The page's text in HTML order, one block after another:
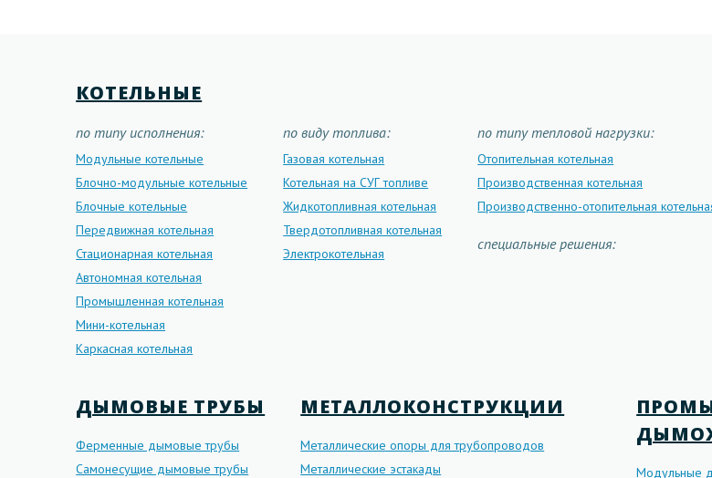
КОТЕЛЬНЫЕ
по типу исполнения:
Модульные котельные
Блочно-модульные котельные
Блочные котельные
Передвижная котельная
Стационарная котельная
Автономная котельная
Промышленная котельная
Мини-котельная
Каркасная котельная
по виду топлива:
Газовая котельная
Котельная на СУГ топливе
Жидкотопливная котельная
Твердотопливная котельная
Электрокотельная
по типу тепловой нагрузки:
Отопительная котельная
Производственная котельная
Производственно-отопительная
специальные решения:
ДЫМОВЫЕ ТРУБЫ
Ферменные дымовые трубы
Самонесущие дымовые трубы
МЕТАЛЛОКОНСТРУКЦИИ
Металлические опоры для трубопроводов
Металлические эстакады
Модульные